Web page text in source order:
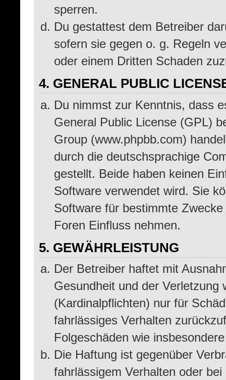
sperren.
Du gestattest dem Betreiber
sofern sie gegen o. g. Regeln
oder einem Dritten Schaden
4. GENERAL PUBLIC
Du nimmst zur Kenntnis, dass
General Public License (GPL)
Group (www.phpbb.com)
durch die deutschsprachige
gestellt. Beide haben keinen
Software verwendet wird. Sie
Software für bestimmte
Foren Einfluss nehmen.
5. GEWÄHRLEISTUNG
Der Betreiber haftet mit
Gesundheit und der Verletzung
(Kardinalpflichten) nur für
fahrlässiges Verhalten
Folgeschäden wie
Die Haftung ist gegenüber
fahrlässigem Verhalten oder